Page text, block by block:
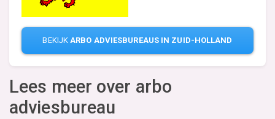
BEKIJKARBO ADVIESBUREAUS IN ZUID-HOLLAND
Lees meer over arbo
adviesbureau